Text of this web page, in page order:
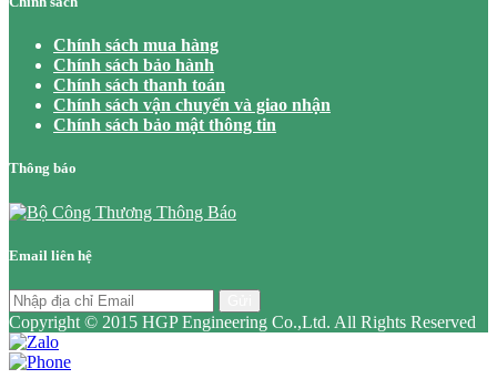
Chính sách mua hàng
Chính sách bảo hành
Chính sách thanh toán
Chính sách vận chuyển và giao nhận
Chính sách bảo mật thông tin
Thông báo
Email liên hệ
Copyright © 2015 HGP Engineering Co.,Ltd. All Rights Reserved